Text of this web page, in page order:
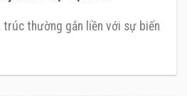
trúc thường gắn liền với sự biến